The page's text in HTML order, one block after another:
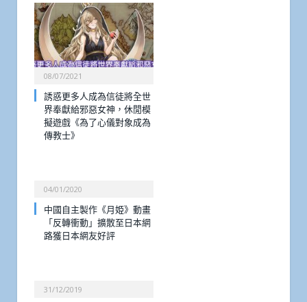
08/07/2021
誘惑更多人成為信徒將全世
界奉獻給邪惡女神，休閒模
擬遊戲《為了心儀對象成為
傳教士》
04/01/2020
中國自主製作《月姫》動畫
「反轉衝動」擴散至日本網
路獲日本網友好評
31/12/2019